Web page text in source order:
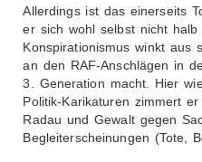
Allerdings ist das einerseits
er sich wohl selbst nicht
Konspirationismus winkt aus
an den RAF-Anschlägen in
3. Generation macht. Hier
Politik-Karikaturen zimmert
Radau und Gewalt gegen
Begleiterscheinungen (Tote,